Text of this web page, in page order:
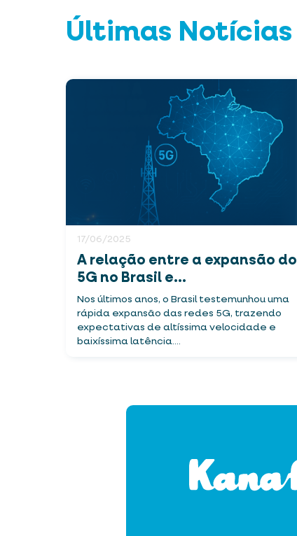
Últimas Notícias
17/06/2025
A relação entre a expansão do
5G no Brasil e...
Nos últimos anos, o Brasil testemunhou uma
rápida expansão das redes 5G, trazendo
expectativas de altíssima velocidade e
baixíssima latência....